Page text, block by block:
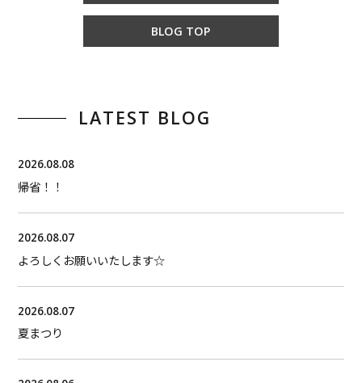
BLOG TOP
LATEST BLOG
2026.08.08
帰省！！
2026.08.07
よろしくお願いいたします☆
2026.08.07
夏まつり